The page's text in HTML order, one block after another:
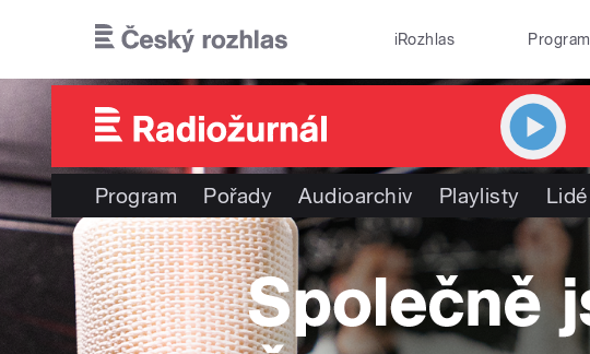
iRozhlas Program
Program Pořady Audioarchiv Playlisty Lidé